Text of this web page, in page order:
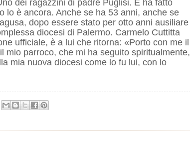
dei ragazzini di padre Puglisi. E ha fatto
lo è ancora. Anche se ha 53 anni, anche se
dopo essere stato per otto anni ausiliare
diocesi di Palermo. Carmelo Cuttitta
ufficiale, è a lui che ritorna: «Porto con me il
mio parroco, che mi ha seguito spiritualmente,
mia nuova diocesi come lo fu lui, con lo